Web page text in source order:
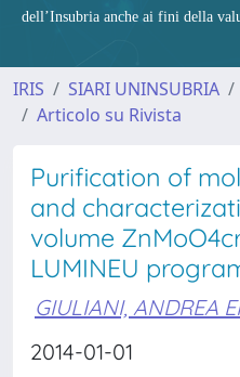
dell’Insubria anche ai fini della
IRIS SIARI UNINSUBRIA
Articolo su Rivista
Purification of
and
volume
LUMINEU
GIULIANI, ANDREA
2014-01-01